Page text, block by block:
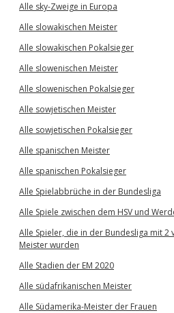
Alle sky-Zweige in Europa
Alle slowakischen Meister
Alle slowakischen Pokalsieger
Alle slowenischen Meister
Alle slowenischen Pokalsieger
Alle sowjetischen Meister
Alle sowjetischen Pokalsieger
Alle spanischen Meister
Alle spanischen Pokalsieger
Alle Spielabbrüche in der Bundesliga
Alle Spiele zwischen dem HSV und
Alle Spieler, die in der Bundesliga mit 2
Meister wurden
Alle Stadien der EM 2020
Alle südafrikanischen Meister
Alle Südamerika-Meister der Frauen